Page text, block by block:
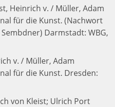
Heinrich v. / Müller, Adam
für die Kunst. (Nachwort
Darmstadt: WBG,
v. / Müller, Adam
für die Kunst. Dresden:
von Kleist; Ulrich Port